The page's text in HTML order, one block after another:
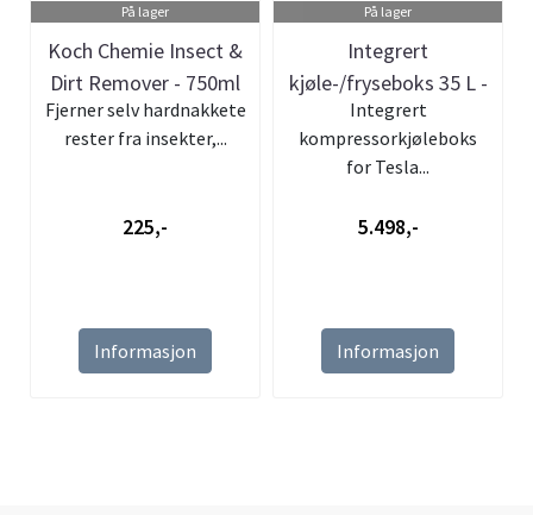
På lager
Koch Chemie Insect &
Dirt Remover - 750ml
Fjerner selv hardnakkete
rester fra insekter,...
225,-
Informasjon
På lager
Integrert
kjøle-/fryseboks 35 L -
Tesla Model Y
Integrert
kompressorkjøleboks
for Tesla...
5.498,-
Informasjon